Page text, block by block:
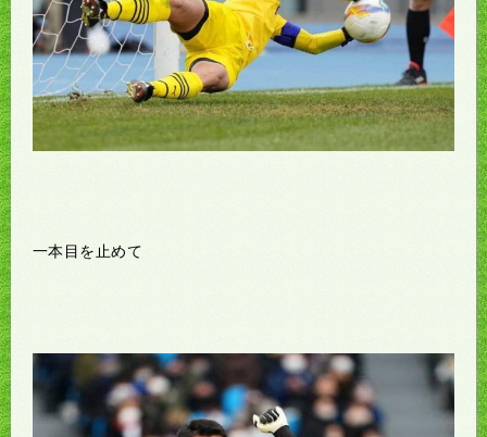
一本目を止めて